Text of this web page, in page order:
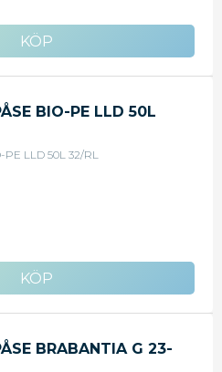
BIO-PE LLD 50L
PE LLD 50L 32/RL
BRABANTIA G 23-